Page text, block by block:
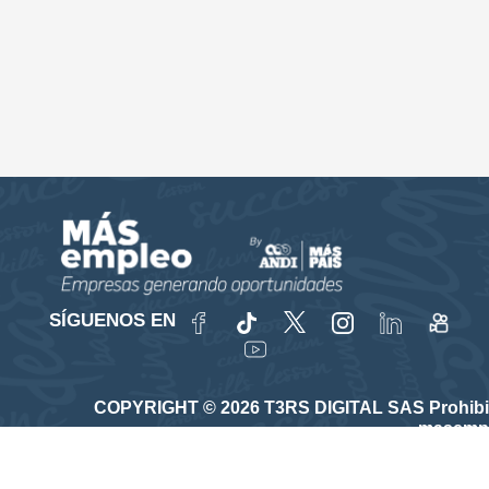
SÍGUENOS EN
COPYRIGHT © 2026 T3RS DIGITAL SAS